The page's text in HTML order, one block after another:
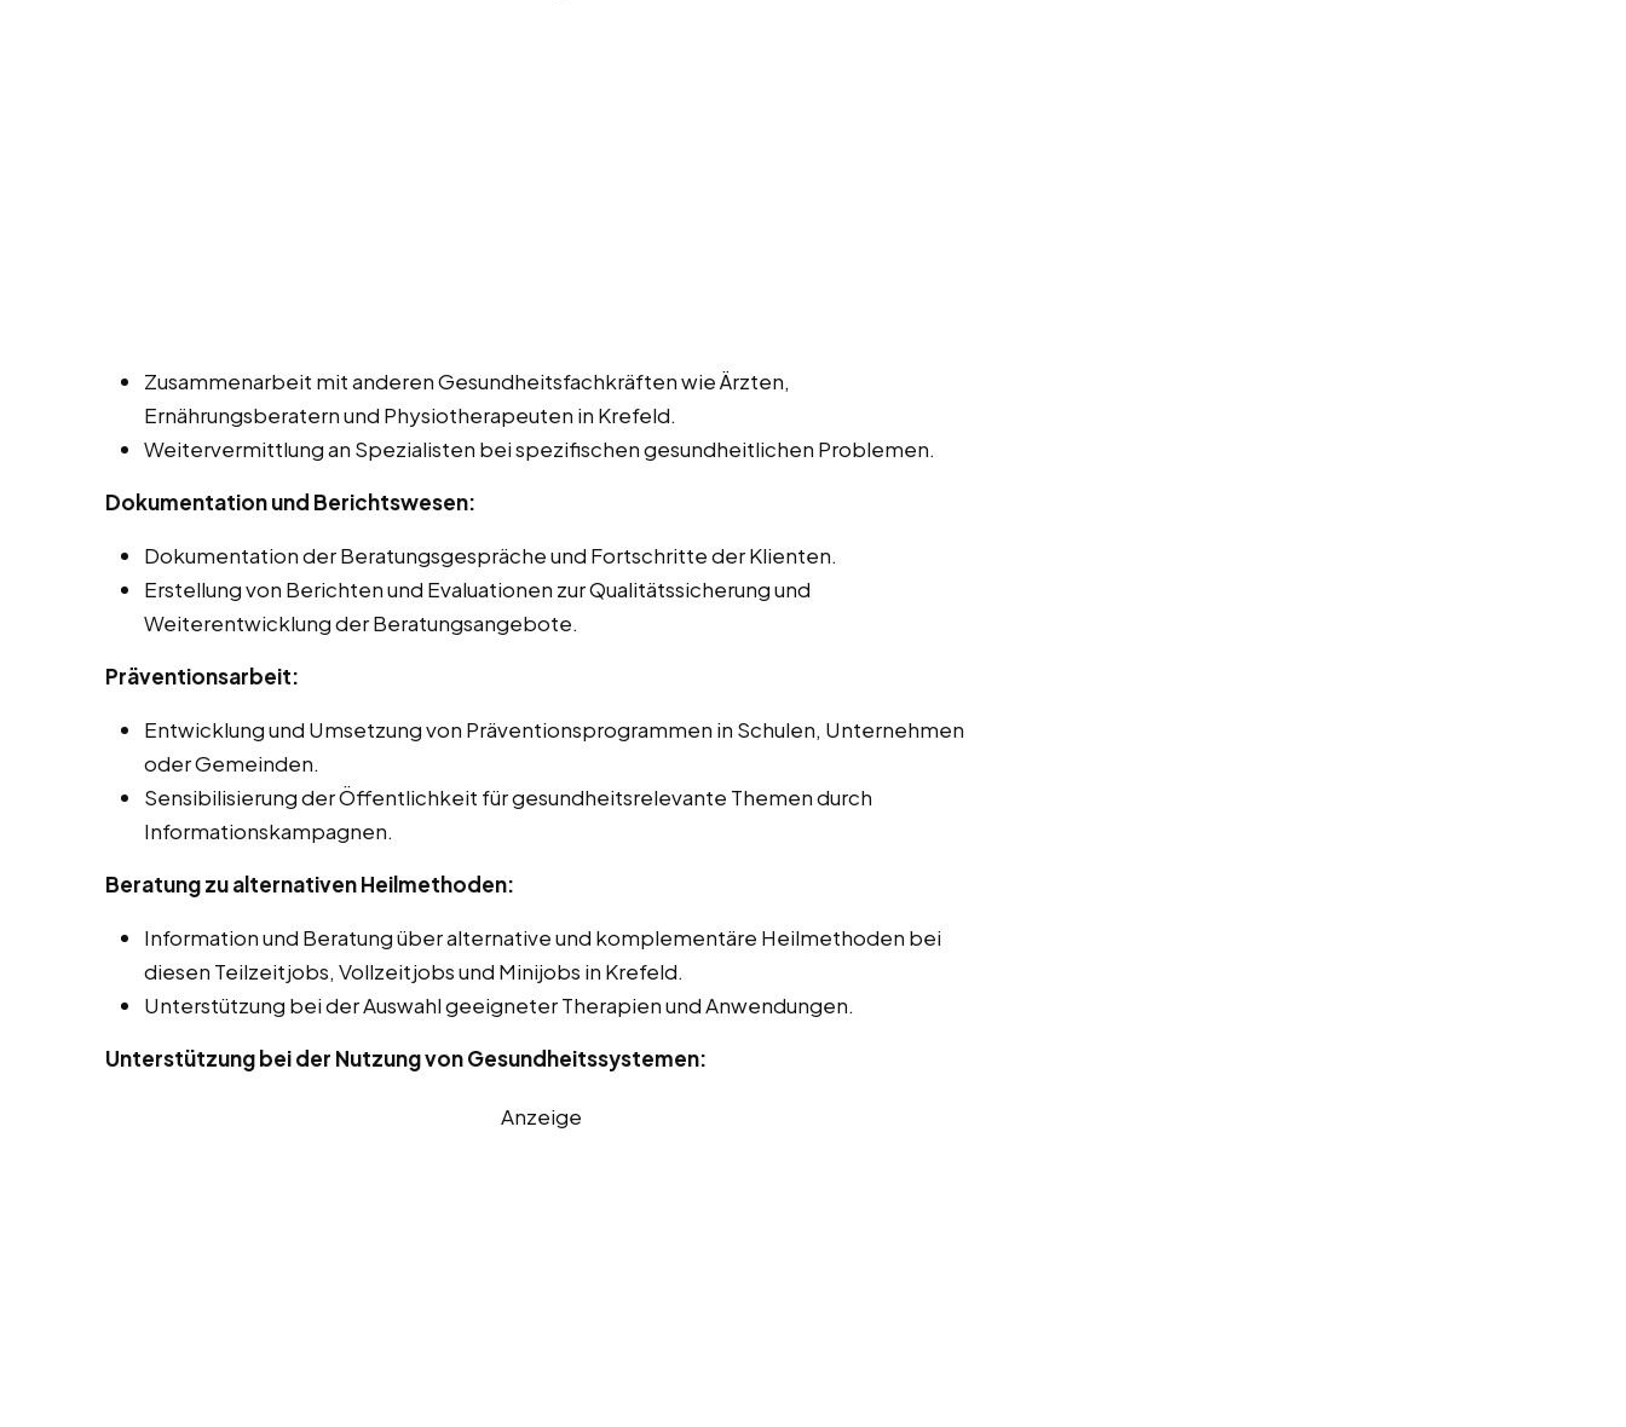
Zusammenarbeit mit anderen Gesundheitsfachkräften wie Ärzten,
Ernährungsberatern und Physiotherapeuten in Krefeld.
Weitervermittlung an Spezialisten bei spezifischen gesundheitlichen Problemen.
Dokumentation und Berichtswesen:
Dokumentation der Beratungsgespräche und Fortschritte der Klienten.
Erstellung von Berichten und Evaluationen zur Qualitätssicherung und
Weiterentwicklung der Beratungsangebote.
Präventionsarbeit:
Entwicklung und Umsetzung von Präventionsprogrammen in Schulen, Unternehmen
oder Gemeinden.
Sensibilisierung der Öffentlichkeit für gesundheitsrelevante Themen durch
Informationskampagnen.
Beratung zu alternativen Heilmethoden:
Information und Beratung über alternative und komplementäre Heilmethoden bei
diesen Teilzeitjobs, Vollzeitjobs und Minijobs in Krefeld.
Unterstützung bei der Auswahl geeigneter Therapien und Anwendungen.
Unterstützung bei der Nutzung von Gesundheitssystemen:
Anzeige